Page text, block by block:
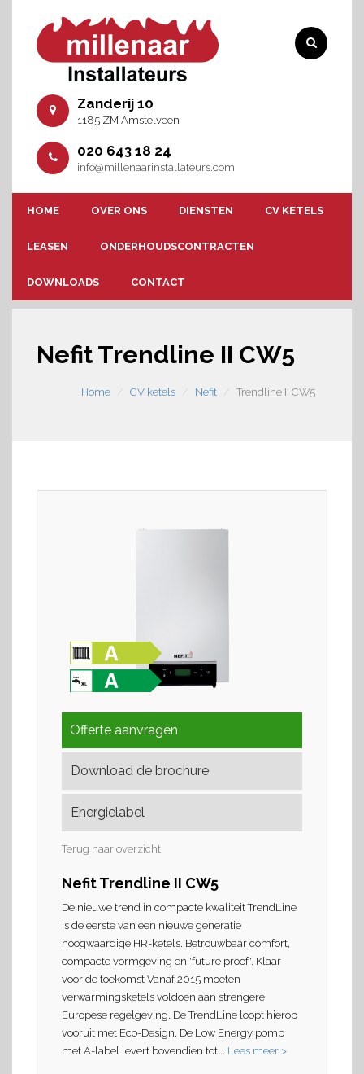
Zanderij 10
1185 ZM Amstelveen
020 643 18 24
info@millenaarinstallateurs.com
HOME OVER ONS DIENSTEN CV KETELS
LEASEN ONDERHOUDSCONTRACTEN
DOWNLOADS CONTACT
Nefit Trendline II CW5
Home CV ketels Nefit Trendline II CW5
Offerte aanvragen
Download de brochure
Energielabel
Terug naar overzicht
Nefit Trendline II CW5
De nieuwe trend in compacte kwaliteit TrendLine
is de eerste van een nieuwe generatie
hoogwaardige HR-ketels. Betrouwbaar comfort,
compacte vormgeving en 'future proof'. Klaar
voor de toekomst Vanaf 2015 moeten
verwarmingsketels voldoen aan strengere
Europese regelgeving. De TrendLine loopt hierop
vooruit met Eco-Design. De Low Energy pomp
met A-label levert bovendien tot... Lees meer >